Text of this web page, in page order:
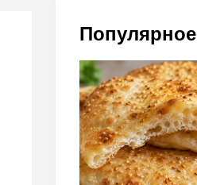
Популярное